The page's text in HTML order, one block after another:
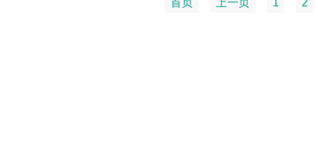
首页 上一页 1 2